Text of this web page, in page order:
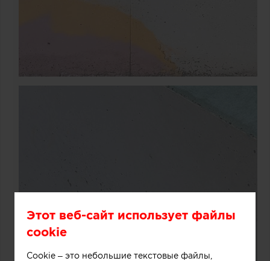
Этот веб-сайт использует файлы
cookie
Cookie – это небольшие текстовые файлы,